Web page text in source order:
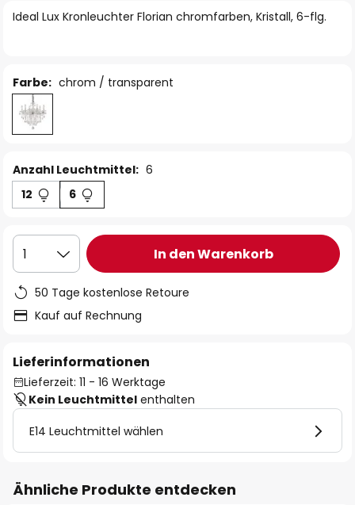
springen
Ideal Lux Kronleuchter Florian chromfarben, Kristall, 6-flg.
Farbe: chrom / transparent
Anzahl Leuchtmittel: 6
12
6
1 In den Warenkorb
50 Tage kostenlose Retoure
Kauf auf Rechnung
Lieferinformationen
Lieferzeit: 11 - 16 Werktage
Kein Leuchtmittel enthalten
E14 Leuchtmittel wählen
Ähnliche Produkte entdecken